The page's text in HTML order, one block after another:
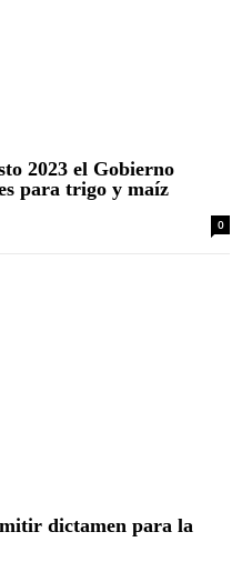
2023 el Gobierno
para trigo y maíz
0
dictamen para la